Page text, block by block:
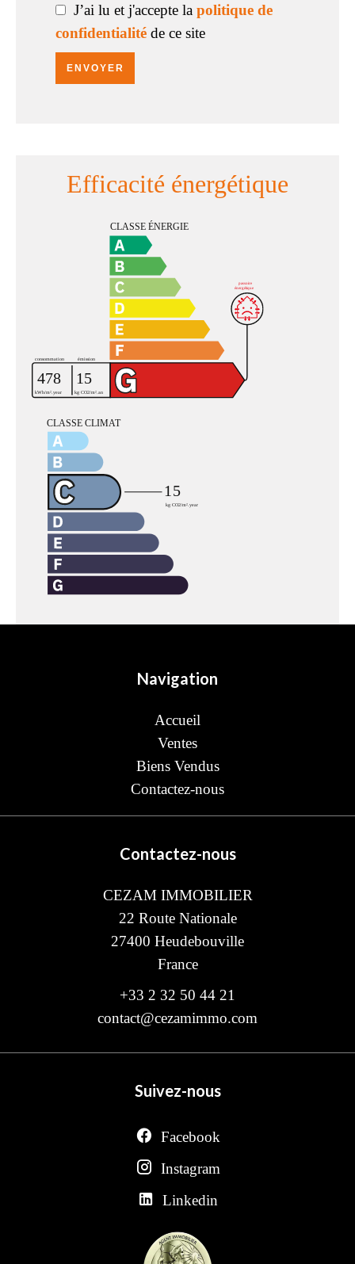
J’ai lu et j'accepte la politique de
confidentialité de ce site
ENVOYER
Efficacité énergétique
Navigation
Accueil
Ventes
Biens Vendus
Contactez-nous
Contactez-nous
CEZAM IMMOBILIER
22 Route Nationale
27400 Heudebouville
France
+33 2 32 50 44 21
contact@cezamimmo.com
Suivez-nous
Facebook
Instagram
Linkedin